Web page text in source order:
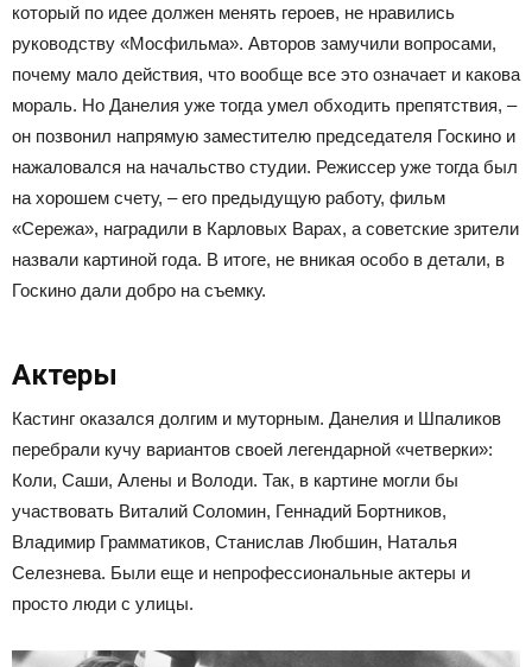
который по идее должен менять героев, не нравились
руководству «Мосфильма». Авторов замучили вопросами,
почему мало действия, что вообще все это означает и какова
мораль. Но Данелия уже тогда умел обходить препятствия, –
он позвонил напрямую заместителю председателя Госкино и
нажаловался на начальство студии. Режиссер уже тогда был
на хорошем счету, – его предыдущую работу, фильм
«Сережа», наградили в Карловых Варах, а советские зрители
назвали картиной года. В итоге, не вникая особо в детали, в
Госкино дали добро на съемку.
Актеры
Кастинг оказался долгим и муторным. Данелия и Шпаликов
перебрали кучу вариантов своей легендарной «четверки»:
Коли, Саши, Алены и Володи. Так, в картине могли бы
участвовать Виталий Соломин, Геннадий Бортников,
Владимир Грамматиков, Станислав Любшин, Наталья
Селезнева. Были еще и непрофессиональные актеры и
просто люди с улицы.